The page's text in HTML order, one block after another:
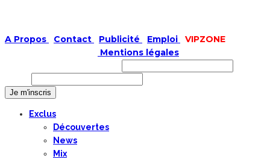
A Propos Contact Publicité Emploi
VIPZONE
Mentions légales
Exclus
Découvertes
News
Mix